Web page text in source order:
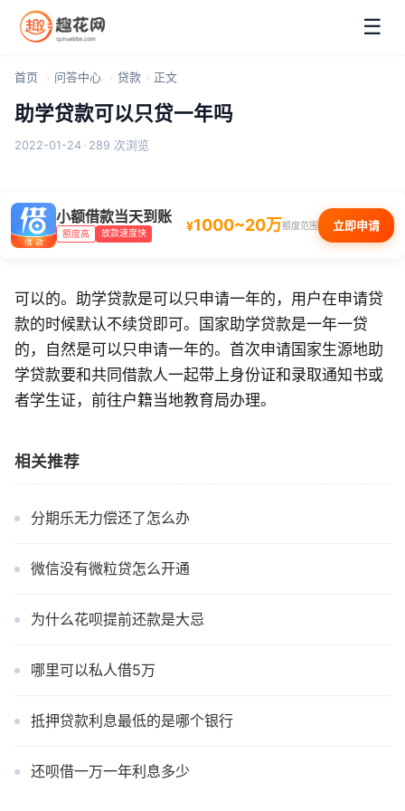
☰
首页 问答中心 贷款 正文
助学贷款可以只贷一年吗
2022-01-24 · 289 次浏览
小额借款当天到账
额度高 放款速度快 ¥1000~20万额度范围 立即申请
可以的。助学贷款是可以只申请一年的，用户在申请贷
款的时候默认不续贷即可。国家助学贷款是一年一贷
的，自然是可以只申请一年的。首次申请国家生源地助
学贷款要和共同借款人一起带上身份证和录取通知书或
者学生证，前往户籍当地教育局办理。
相关推荐
分期乐无力偿还了怎么办
微信没有微粒贷怎么开通
为什么花呗提前还款是大忌
哪里可以私人借5万
抵押贷款利息最低的是哪个银行
还呗借一万一年利息多少